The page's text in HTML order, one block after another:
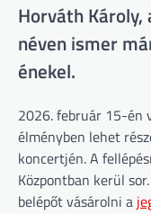
Horváth Károly,
néven ismer
énekel.
2026. február 15-én
élményben lehet
koncertjén. A
Központban kerül
belépőt vásárolni a